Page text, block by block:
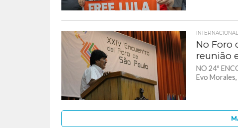
INTERNACIONAL
No Foro
reunião
NO 24º
Evo